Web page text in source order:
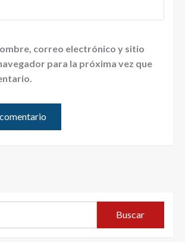
correo electrónico y sitio
para la próxima vez que
Buscar